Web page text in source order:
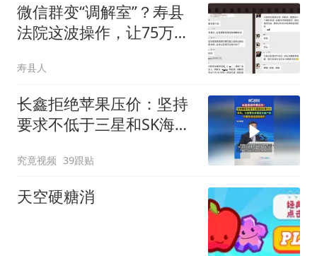
微信群变“调解室”？寿县
法院这波操作，让75万余
寿县人
长鑫拒绝苹果压价：坚持
要求不低于三星和SK海力
定产能
究竟视频 39跟贴
天空硬糖消